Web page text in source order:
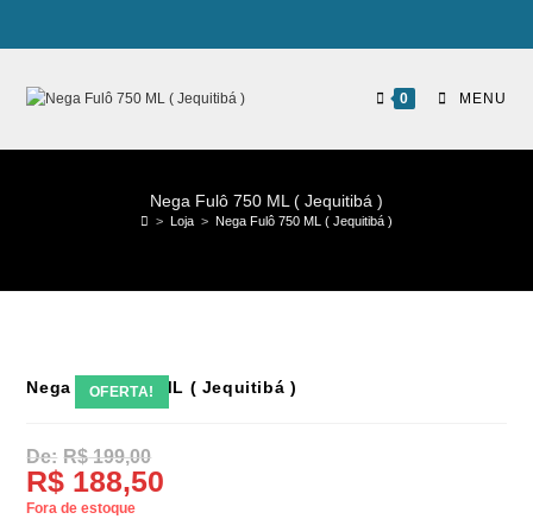
0 MENU
Nega Fulô 750 ML ( Jequitibá )
> Loja > Nega Fulô 750 ML ( Jequitibá )
OFERTA!
Nega Fulô 750 ML ( Jequitibá )
R$199,00
R$ 188,50
Fora de estoque